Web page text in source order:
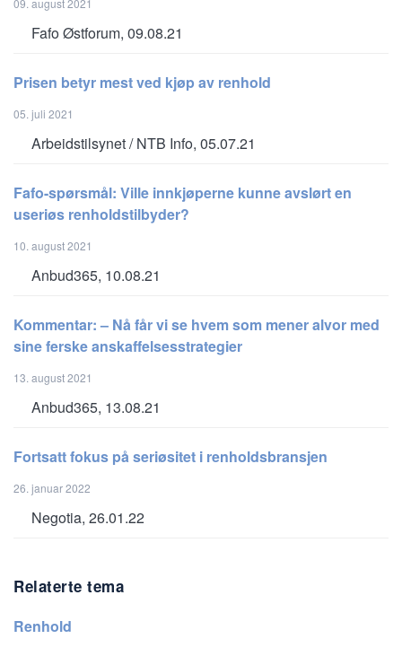
09. august 2021
Fafo Østforum, 09.08.21
Prisen betyr mest ved kjøp av renhold
05. juli 2021
Arbeidstilsynet / NTB Info, 05.07.21
Fafo-spørsmål: Ville innkjøperne kunne avslørt en
useriøs renholdstilbyder?
10. august 2021
Anbud365, 10.08.21
Kommentar: – Nå får vi se hvem som mener alvor med
sine ferske anskaffelsesstrategier
13. august 2021
Anbud365, 13.08.21
Fortsatt fokus på seriøsitet i renholdsbransjen
26. januar 2022
Negotia, 26.01.22
Relaterte tema
Renhold